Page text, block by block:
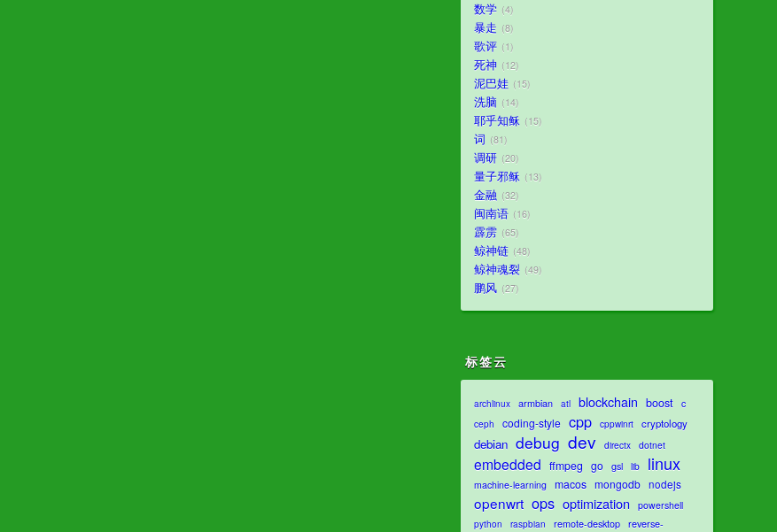
数学 4
暴走 8
歌评 1
死神 12
泥巴娃 15
洗脑 14
耶乎知稣 15
词 81
调研 20
量子邪稣 13
金融 32
闽南语 16
霹雳 65
鲸神链 48
鲸神魂裂 49
鹏风 27
标签云
archlinux armbian atl blockchain boost c
ceph coding-style cpp cppwinrt cryptology
debian debug dev directx dotnet
embedded ffmpeg go gsl lib linux
machine-learning macos mongodb nodejs
openwrt ops optimization powershell
python raspbian remote-desktop
reverse-